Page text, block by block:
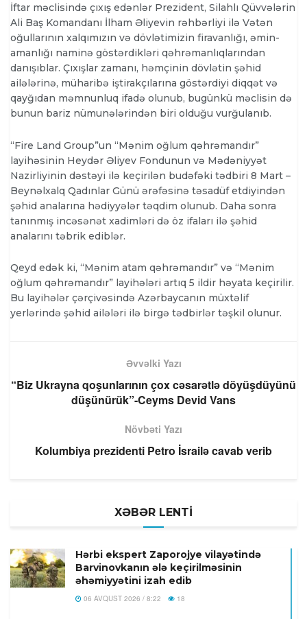
İftar məclisində çıxış edənlər Prezident, Silahlı Qüvvələrin
Ali Baş Komandanı İlham Əliyevin rəhbərliyi ilə Vətən
oğullarının xalqımızın və dövlətimizin firavanlığı, əmin-
amanlığı naminə göstərdikləri qəhrəmanlıqlarından
danışıblar. Çıxışlar zamanı, həmçinin dövlətin şəhid
ailələrinə, müharibə iştirakçılarına göstərdiyi diqqət və
qayğıdan məmnunluq ifadə olunub, bugünkü məclisin də
bunun bariz nümunələrindən biri olduğu vurğulanıb.
“Fire Land Group”un “Mənim oğlum qəhrəmandır”
layihəsinin Heydər Əliyev Fondunun və Mədəniyyət
Nazirliyinin dəstəyi ilə keçirilən budəfəki tədbiri 8 Mart –
Beynəlxalq Qadınlar Günü ərəfəsinə təsadüf etdiyindən
şəhid analarına hədiyyələr təqdim olunub. Daha sonra
tanınmış incəsənət xadimləri də öz ifaları ilə şəhid
analarını təbrik ediblər.
Qeyd edək ki, “Mənim atam qəhrəmandır” və “Mənim
oğlum qəhrəmandır” layihələri artıq 5 ildir həyata keçirilir.
Bu layihələr çərçivəsində Azərbaycanın müxtəlif
yerlərində şəhid ailələri ilə birgə tədbirlər təşkil olunur.
Əvvəlki Yazı
“Biz Ukrayna qoşunlarının çox cəsarətlə döyüşdüyünü
düşünürük”-Ceyms Devid Vans
Növbəti Yazı
Kolumbiya prezidenti Petro İsrailə cavab verib
XƏBƏR LENTİ
Hərbi ekspert Zaporojye vilayətində
Barvinovkanın ələ keçirilməsinin
əhəmiyyətini izah edib
06 AVQUST 2026 / 8:22 18